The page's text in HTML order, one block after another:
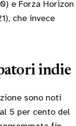
e Forza Horizon
che invece
indie
sono noti
5 per cento del